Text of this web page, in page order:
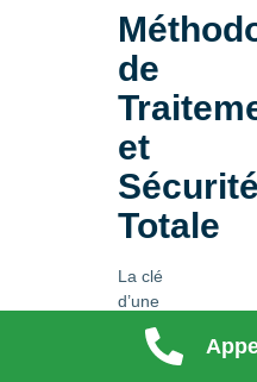
de
et
Sécurité
Totale
La clé
d’une
éradication
réussie